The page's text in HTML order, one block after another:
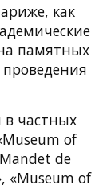
как
памятных
в частных
of
de
«Museum of